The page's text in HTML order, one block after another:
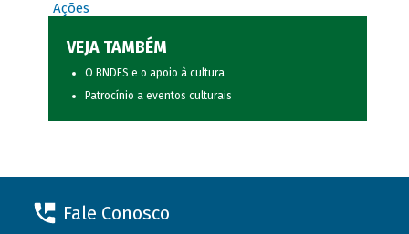
Ações
VEJA TAMBÉM
O BNDES e o apoio à cultura
Patrocínio a eventos culturais
Fale Conosco